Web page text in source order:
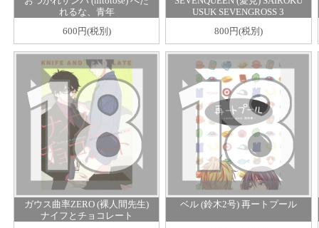
れるな、青年
600円(税別)
USUK SEVENGROSS 3
800円(税別)
ガウス曲率ZERO (裸人間先生)
ナイフとチョコレート
ベル (鈴木2号) 再ートプール